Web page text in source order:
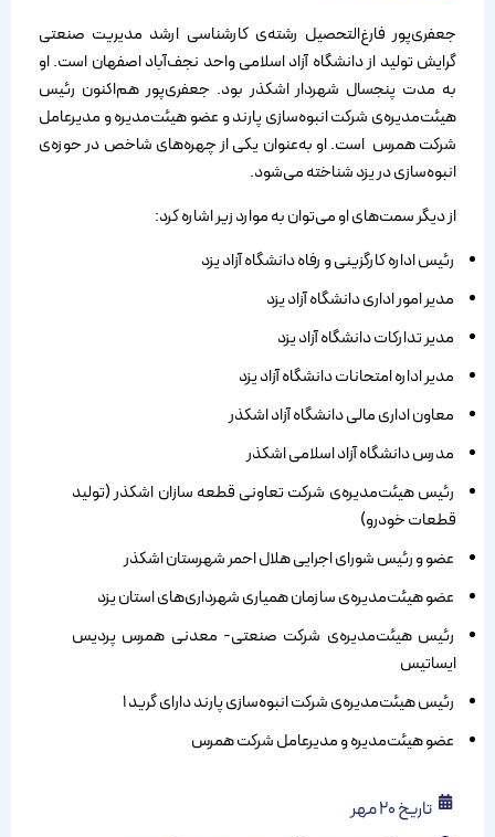
جعفری‌پور فارغ‌التحصیل رشته‌ی کارشناسی ارشد مدیریت صنعتی
گرایش تولید از دانشگاه آزاد اسلامی واحد نجف‌آباد اصفهان است. او
به مدت پنجسال شهردار اشکذر بود. جعفری‌پور هم‌اکنون رئیس
هیئت‌مدیره‌ی شرکت انبوه‌سازی پارند و عضو هیئت‌مدیره و مدیرعامل
شرکت همرس است. او به‌عنوان یکی از چهره‌های شاخص در حوزه‌ی
انبوه‌سازی در یزد شناخته می‌شود.
از دیگر سمت‌های او می‌توان به موارد زیر اشاره کرد:
رئیس اداره کارگزینی و رفاه دانشگاه آزاد یزد
مدیر امور اداری دانشگاه آزاد یزد
مدیر تدارکات دانشگاه آزاد یزد
مدیر اداره امتحانات دانشگاه آزاد یزد
معاون اداری مالی دانشگاه آزاد اشکذر
مدرس دانشگاه آزاد اسلامی اشکذر
رئیس هیئت‌مدیره‌ی شرکت تعاونی قطعه سازان اشکذر (تولید
قطعات خودرو)
عضو و رئیس شورای اجرایی هلال احمر شهرستان اشکذر
عضو هیئت‌مدیره‌ی سازمان همیاری شهرداری‌های استان یزد
رئیس هیئت‌مدیره‌ی شرکت صنعتی- معدنی همرس پردیس
ایساتیس
رئیس هیئت‌مدیره‌ی شرکت انبوه‌سازی پارند دارای گرید ۱
عضو هیئت‌مدیره و مدیرعامل شرکت همرس
تاریخ ۲۰ مهر